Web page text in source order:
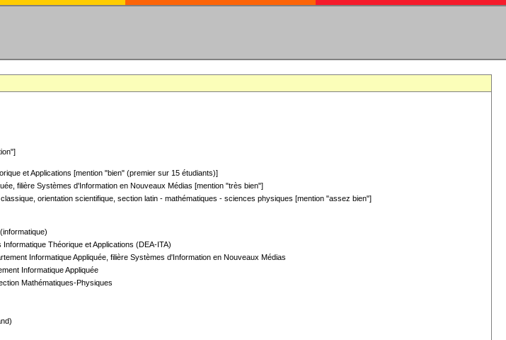
et Applications [mention "bien" (premier sur 15 étudiants)]
filière Systèmes d'Information en Nouveaux Médias [mention "très bien"]
orientation scientifique, section latin - mathématiques - sciences physiques [mention "assez bien"]
Informatique Théorique et Applications (DEA-ITA)
Informatique Appliquée, filière Systèmes d'Information en Nouveaux Médias
Informatique Appliquée
Mathématiques-Physiques